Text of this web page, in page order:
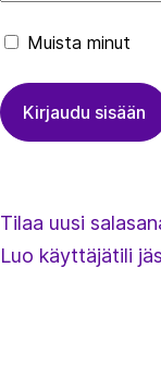
Muista minut
Tilaa uusi
Luo käyttäjätili